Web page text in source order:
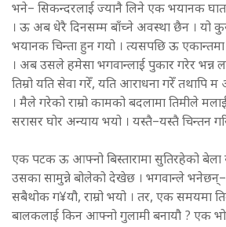
भने– सिकन्दरलाई ज्यानै लिने एक भयानक
। ऊ अब धेरै दिनसम्म बाँच्ने अवस्था छैन । यो
भयानक चिन्ता हुन गयो । त्यसपछि ऊ एकान्तमा
। अब उसले हमेसा भगवान्लाई पुकार गरेर भन्न
तिम्रो यति सेवा गरेँ, यति आराधना गरेँ तथापि
। मैले गरेको राम्रो कामको बदलामा तिमीले
सरासर घोर अन्याय भयो । यस्तै–यस्तै चिन्तन
एक पटक ऊ आफ्नो बिस्तारामा सुतिरहेको
उसका सामुन्ने बोलेको देखेछ । भगवान्ले
सबैथोक ग¥यौ, राम्रो भयो । तर, एक समयमा
बालकलाई किन आफ्नो गुलामी बनायौ ? एक